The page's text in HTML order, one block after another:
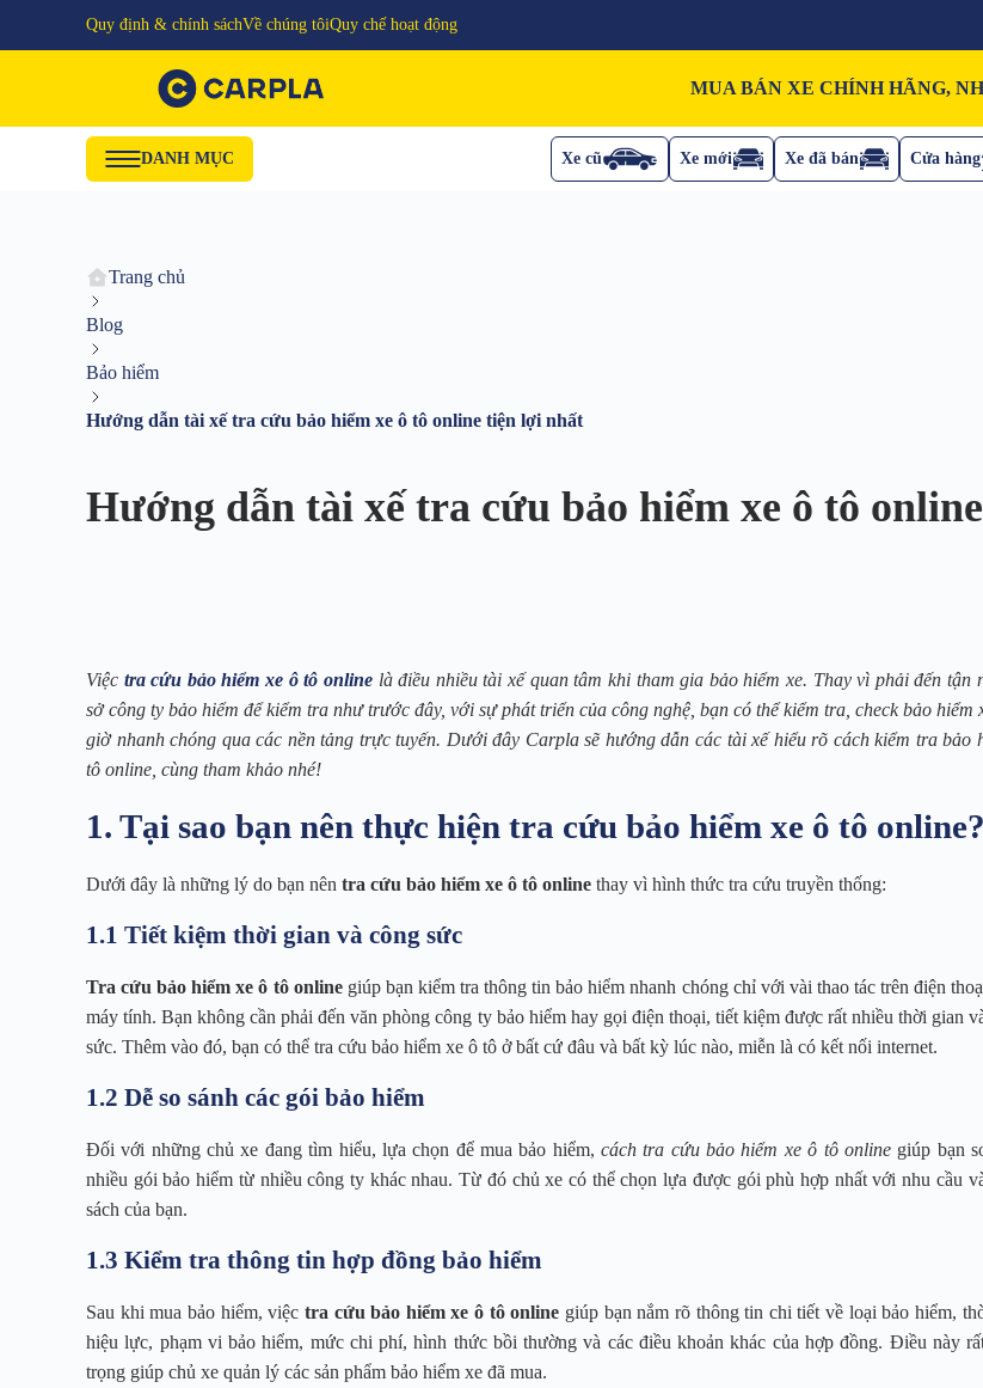
Quy định & chính sáchVề chúng tôiQuy chế hoạt động
MUA BÁN XE CHÍNH HÃNG,
DANH MỤC Xe cũ Xe mới Xe đã bán Cửa hàng
Trang chủ
Blog
Bảo hiểm
Hướng dẫn tài xế tra cứu bảo hiểm xe ô tô online tiện lợi nhất
Hướng dẫn tài xế tra cứu bảo hiểm xe ô tô
Việc tra cứu bảo hiểm xe ô tô onlinelà điều nhiều tài xế quan tâm khi tham gia bảo hiểm xe. Thay vì phải đến tận
sở công ty bảo hiểm để kiểm tra như trước đây, với sự phát triển của công nghệ, bạn có thể kiểm tra, check bảo hiểm
giờ nhanh chóng qua các nền tảng trực tuyến. Dưới đây Carpla sẽ hướng dẫn các tài xế hiểu rõ cách kiểm tra bảo
tô online, cùng tham khảo nhé!
1. Tại sao bạn nên thực hiện tra cứu bảo hiểm xe ô tô online?
Dưới đây là những lý do bạn nên tra cứu bảo hiểm xe ô tô online thay vì hình thức tra cứu truyền thống:
1.1 Tiết kiệm thời gian và công sức
Tra cứu bảo hiểm xe ô tô onlinegiúp bạn kiểm tra thông tin bảo hiểm nhanh chóng chỉ với vài thao tác trên điện
máy tính. Bạn không cần phải đến văn phòng công ty bảo hiểm hay gọi điện thoại, tiết kiệm được rất nhiều thời gian
sức. Thêm vào đó, bạn có thể tra cứu bảo hiểm xe ô tô ở bất cứ đâu và bất kỳ lúc nào, miễn là có kết nối internet.
1.2 Dễ so sánh các gói bảo hiểm
Đối với những chủ xe đang tìm hiểu, lựa chọn để mua bảo hiểm,cách tra cứu bảo hiểm xe ô tô onlinegiúp bạn
nhiều gói bảo hiểm từ nhiều công ty khác nhau. Từ đó chủ xe có thể chọn lựa được gói phù hợp nhất với nhu cầu
sách của bạn.
1.3 Kiểm tra thông tin hợp đồng bảo hiểm
Sau khi mua bảo hiểm, việc tra cứu bảo hiểm xe ô tô online giúp bạn nắm rõ thông tin chi tiết về loại bảo hiểm,
hiệu lực, phạm vi bảo hiểm, mức chi phí, hình thức bồi thường và các điều khoản khác của hợp đồng. Điều này
trọng giúp chủ xe quản lý các sản phẩm bảo hiểm xe đã mua.